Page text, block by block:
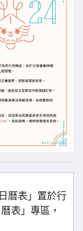
曆表」置於行
表」專區，